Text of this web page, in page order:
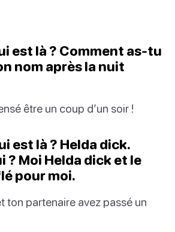
est là ? Comment as-tu
nom après la nuit
être un coup d’un soir !
est là ? Helda dick.
? Moi Helda dick et le
pour moi.
ton partenaire avez passé un